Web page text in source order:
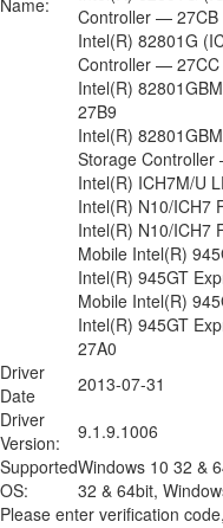
Name:
Controller — 27CB
Intel(R) 82801G
Controller — 27CC
Intel(R)
27B9
Intel(R)
Storage
Intel(R) ICH7M/U
Intel(R) N10/ICH7
Intel(R) N10/ICH7
Mobile Intel(R)
Intel(R) 945GT
Mobile Intel(R)
Intel(R) 945GT
27A0
Driver
Date
2013-07-31
Driver
Version:
9.1.9.1006
Supported
OS:
Windows 10 32 &
32 & 64bit,
Please enter verification